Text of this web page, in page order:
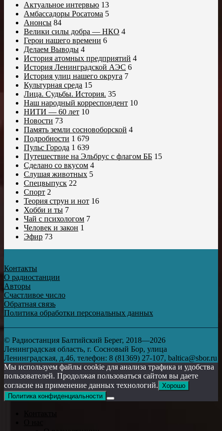
Актуальное интервью 13
Амбассадоры Росатома 5
Анонсы 84
Велики силы добра — НКО 4
Герои нашего времени 6
Делаем Выводы 4
История атомных предприятий 4
История Ленинградской АЭС 6
История улиц нашего округа 7
Культурная среда 15
Лица. Судьбы. История. 35
Наш народный корреспондент 10
НИТИ — 60 лет 10
Новости 73
Память земли сосновоборской 4
Подробности 1 679
Пульс Города 1 639
Путешествие на Эльбрус с флагом ББ 15
Сделано со вкусом 4
Слушая животных 5
Спецвыпуск 22
Спорт 2
Теория струн и нот 16
Хобби и ты 7
Чай с психологом 7
Человек и закон 1
Эфир 73
Контакты
О радиостанции
Авторы
Счастливое число
Обратная связь
Политика обработки персональных данных
© Радиостанция Балтийский Берег, 2018—2026
Ленинградская область, г. Сосновый Бор, улица
Ленинградская, д.46, телефон: 8 (81369) 27-107, baltica@sbor.ru
Мы используем файлы cookie для анализа трафика и удобства
пользователей. Продолжая пользоваться сайтом вы даете
согласие на применение данных технологий. Хорошо
Политика конфиденциальности